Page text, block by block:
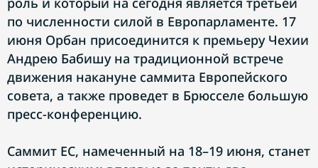
по численности силой в Европарламенте. 17
июня Орбан присоединится к премьеру Чехии
Андрею Бабишу на традиционной встрече
движения накануне саммита Европейского
совета, а также проведет в Брюсселе большую
пресс-конференцию.
Саммит ЕС, намеченный на 18–19 июня, станет